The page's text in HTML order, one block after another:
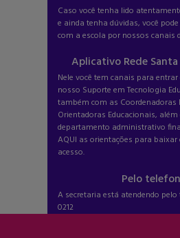
Caso você tenha lido
e ainda tenha dúvidas, você
com a escola por nossos canais
Aplicativo Rede
Nele você tem canais para
nosso Suporte em Tecnologia
também com as Coordenadoras
Orientadoras Educacionais,
departamento administrativo
AQUI as orientações para baixar
acesso.
Pelo
A secretaria está atendendo pelo
0212